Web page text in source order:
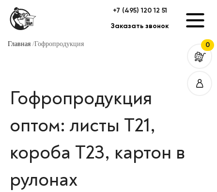
+7 (495) 120 12 51
Заказать звонок
0
Главная Гофропродукция
Гофропродукция
оптом: листы Т21,
короба Т23, картон в
рулонах